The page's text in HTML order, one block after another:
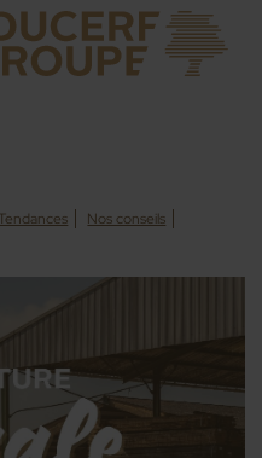
Tendances
Nos conseils